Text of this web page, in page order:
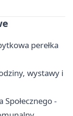
perełka
wystawy i
-